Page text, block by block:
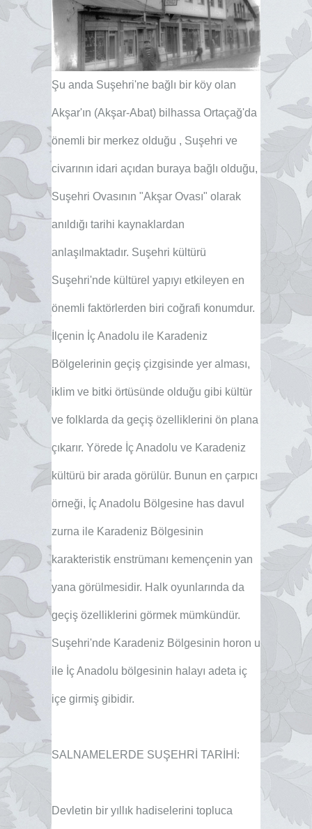
Şu anda Suşehri'ne bağlı bir köy olan
Akşar'ın (Akşar-Abat) bilhassa Ortaçağ'da
önemli bir merkez olduğu , Suşehri ve
civarının idari açıdan buraya bağlı olduğu,
Suşehri Ovasının "Akşar Ovası" olarak
anıldığı tarihi kaynaklardan
anlaşılmaktadır. Suşehri kültürü
Suşehri'nde kültürel yapıyı etkileyen en
önemli faktörlerden biri coğrafi konumdur.
İlçenin İç Anadolu ile Karadeniz
Bölgelerinin geçiş çizgisinde yer alması,
iklim ve bitki örtüsünde olduğu gibi kültür
ve folklarda da geçiş özelliklerini ön plana
çıkarır. Yörede İç Anadolu ve Karadeniz
kültürü bir arada görülür. Bunun en çarpıcı
örneği, İç Anadolu Bölgesine has davul
zurna ile Karadeniz Bölgesinin
karakteristik enstrümanı kemençenin yan
yana görülmesidir. Halk oyunlarında da
geçiş özelliklerini görmek mümkündür.
Suşehri'nde Karadeniz Bölgesinin horon u
ile İç Anadolu bölgesinin halayı adeta iç
içe girmiş gibidir.
SALNAMELERDE SUŞEHRİ TARİHİ:
Devletin bir yıllık hadiselerini topluca